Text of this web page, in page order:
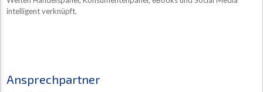
intelligent verknüpft.
Ansprechpartner